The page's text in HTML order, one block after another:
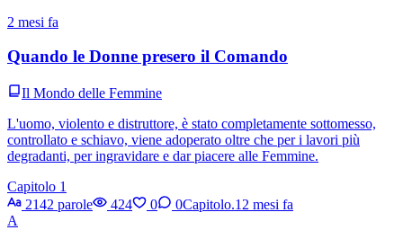
2 mesi fa
Quando le Donne presero il Comando
Il Mondo delle Femmine
L'uomo, violento e distruttore, è stato completamente sottomesso,
controllato e schiavo, viene adoperato oltre che per i lavori più
degradanti, per ingravidare e dar piacere alle Femmine.
Capitolo 1
2142 parole
424 0 0Capitolo.1 2 mesi fa
A